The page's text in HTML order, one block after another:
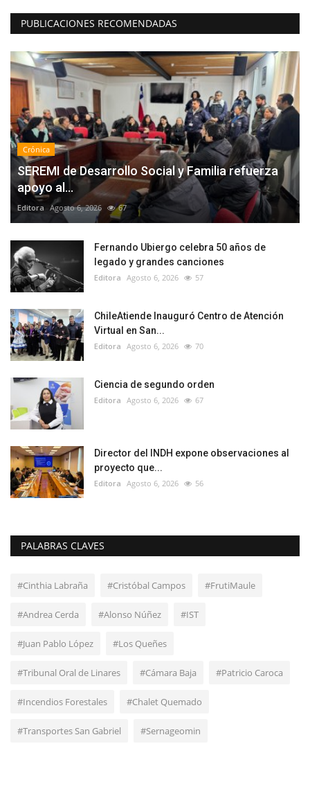
PUBLICACIONES RECOMENDADAS
Crónica
SEREMI de Desarrollo Social y Familia refuerza
apoyo al...
Editora Agosto 6, 2026 67
Fernando Ubiergo celebra 50 años de
legado y grandes canciones
Editora Agosto 6, 2026 57
ChileAtiende Inauguró Centro de Atención
Virtual en San...
Editora Agosto 6, 2026 70
Ciencia de segundo orden
Editora Agosto 6, 2026 67
Director del INDH expone observaciones al
proyecto que...
Editora Agosto 6, 2026 56
PALABRAS CLAVES
#Cinthia Labraña #Cristóbal Campos #FrutiMaule
#Andrea Cerda #Alonso Núñez #IST
#Juan Pablo López #Los Queñes
#Tribunal Oral de Linares #Cámara Baja #Patricio Caroca
#Incendios Forestales #Chalet Quemado
#Transportes San Gabriel #Sernageomin